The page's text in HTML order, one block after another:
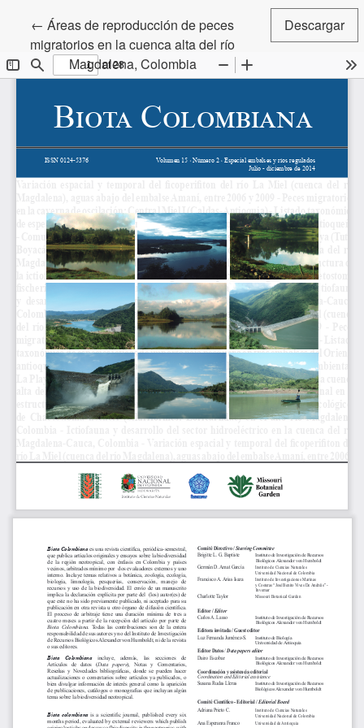
←Volver a los detalles del artículo
Áreas de reproducción de peces
migratorios en la cuenca alta del río
Magdalena, Colombia
Descargar